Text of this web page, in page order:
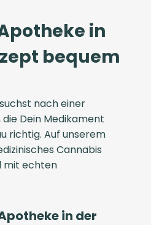
in
bequem
nach einer
die Dein Medikament
richtig. Auf unserem
Cannabis
mit echten
in der